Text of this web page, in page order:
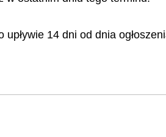
14 dni od dnia